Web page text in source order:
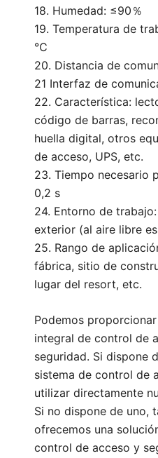
18. Humedad: ≤90％
19. Temperatura de
℃
20. Distancia de
21 Interfaz de
22. Característica:
código de barras,
huella digital, otros
de acceso, UPS, etc.
23. Tiempo necesario
0,2 s
24. Entorno de
exterior (al aire libre
25. Rango de
fábrica, sitio de
lugar del resort, etc.
Podemos
integral de control de
seguridad. Si dispone
sistema de control de
utilizar directamente
Si no dispone de uno,
ofrecemos una
control de acceso y